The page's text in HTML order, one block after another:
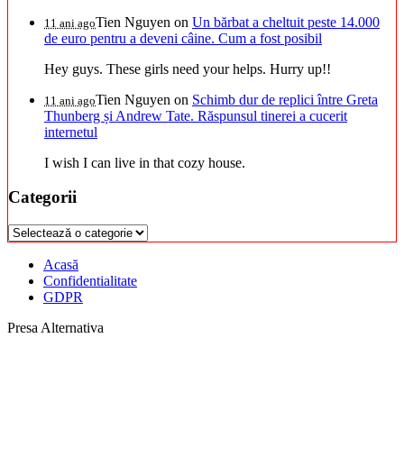
11 ani agoTien Nguyen on Un bărbat a cheltuit peste 14.000
de euro pentru a deveni câine. Cum a fost posibil
Hey guys. These girls need your helps. Hurry up!!
11 ani agoTien Nguyen on Schimb dur de replici între Greta
Thunberg și Andrew Tate. Răspunsul tinerei a cucerit
internetul
I wish I can live in that cozy house.
Categorii
Categorii
Acasă
Confidentialitate
GDPR
Presa Alternativa